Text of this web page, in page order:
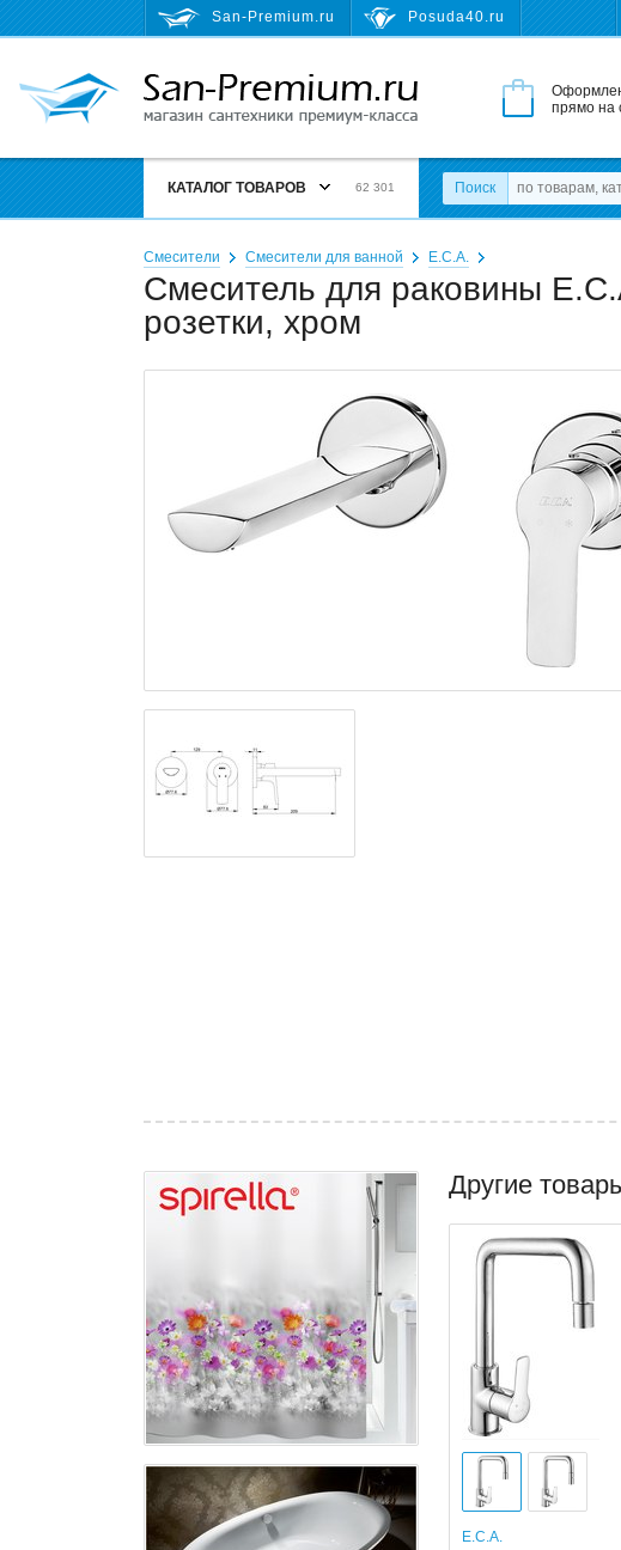
San-Premium.ru Posuda40.ru
прямо на
КАТАЛОГ ТОВАРОВ 62 301 Поиск
Смесители Смесители для ванной E.C.A.
Смеситель для раковины
розетки, хром
Другие
E.C.A.